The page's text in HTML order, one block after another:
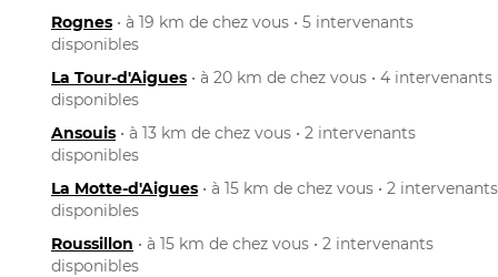
Rognes • à 19 km de chez vous • 5 intervenants
disponibles
La Tour-d'Aigues • à 20 km de chez vous • 4 intervenants
disponibles
Ansouis • à 13 km de chez vous • 2 intervenants
disponibles
La Motte-d'Aigues • à 15 km de chez vous • 2 intervenants
disponibles
Roussillon • à 15 km de chez vous • 2 intervenants
disponibles